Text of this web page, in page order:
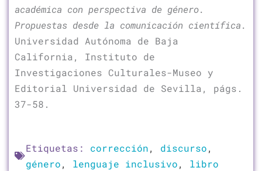
académica con perspectiva de género.
Propuestas desde la comunicación científica.
Universidad Autónoma de Baja
California, Instituto de
Investigaciones Culturales-Museo y
Editorial Universidad de Sevilla, págs.
37-58.
Etiquetas: corrección, discurso,
género, lenguaje inclusivo, libro